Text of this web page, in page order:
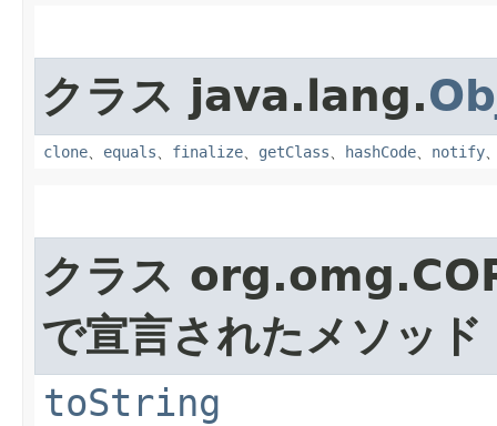
クラス java.lang.
clone、 equals、 finalize、 getClass、 hashCode、 notify
クラス
で宣言されたメソッド
toString